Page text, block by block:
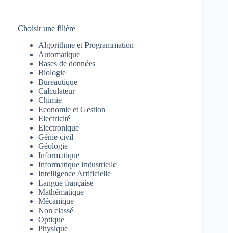
Choisir une filière
Algorithme et Programmation
Automatique
Bases de données
Biologie
Bureautique
Calculateur
Chimie
Economie et Gestion
Electricité
Electronique
Génie civil
Géologie
Informatique
Informatique industrielle
Intelligence Artificielle
Langue française
Mathématique
Mécanique
Non classé
Optique
Physique